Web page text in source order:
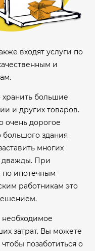
входят услуги по
и
большие
и других товаров.
очень дорогое
большого здания
многих
дважды. При
по ипотечным
работникам это
необходимое
затрат. Вы можете
позаботиться о